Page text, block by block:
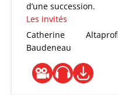
d’une succession.
Les invités
Catherine
Baudeneau